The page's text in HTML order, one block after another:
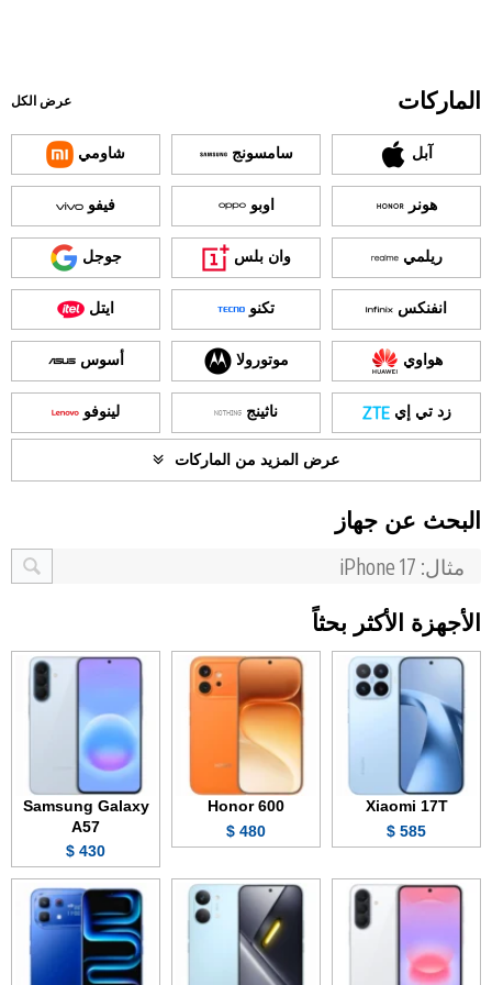
الماركات عرض الكل
آبل سامسونج شاومي
هونر اوبو فيفو
ريلمي وان بلس جوجل
انفنكس تكنو ايتل
هواوي موتورولا أسوس
زد تي إي ناثينج لينوفو
عرض المزيد من الماركات
البحث عن جهاز
الأجهزة الأكثر بحثاً
Xiaomi 17T
585 $
Honor 600
480 $
Samsung Galaxy
A57
430 $